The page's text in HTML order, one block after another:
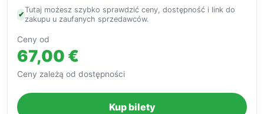
✔
Tutaj możesz szybko sprawdzić ceny, dostępność i link do
zakupu u zaufanych sprzedawców.
Ceny od
67,00 €
Ceny zależą od dostępności
Kup bilety